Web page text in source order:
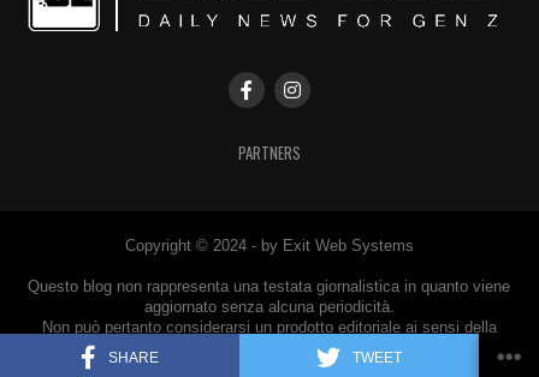
SHARE TWEET
PARTNERS
Copyright © 2024 - by Exit Web Systems
Questo blog non rappresenta una testata giornalistica in quanto viene
aggiornato senza alcuna periodicità.
Non può pertanto considerarsi un prodotto editoriale ai sensi della
legge n° 62 del 7.03.2001.